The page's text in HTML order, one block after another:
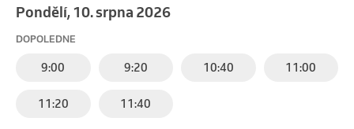
pondělí, 10. srpna 2026
DOPOLEDNE
9:00 9:20 10:40 11:00
11:20 11:40